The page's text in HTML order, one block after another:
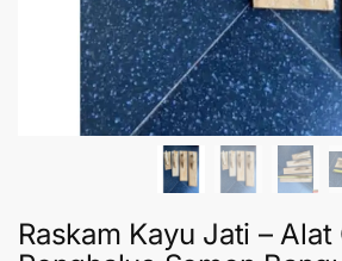
Raskam Kayu Jati – Alat